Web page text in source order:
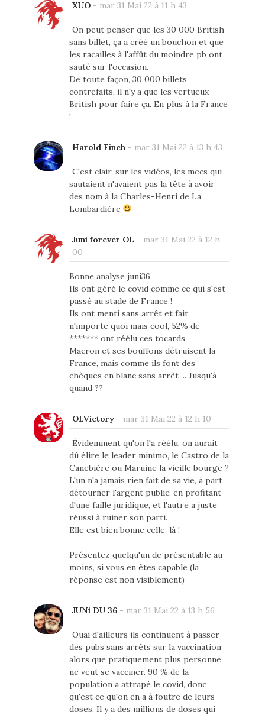
XUO- mar 31 Mai 22 à 11 h 43
On peut penser que les 30 000 British
sans billet, ça a créé un bouchon et que
les racailles à l'affût du moindre pb ont
sauté sur l'occasion.
De toute façon, 30 000 billets
contrefaits, il n'y a que les vertueux
British pour faire ça. En plus à la France
!
Harold Finch - mar 31 Mai 22 à 13 h 43
C'est clair, sur les vidéos, les mecs qui
sautaient n'avaient pas la tête à avoir
des nom à la Charles-Henri de La
Lombardière
Juni forever OL - mar 31 Mai 22 à 12 h
00
Bonne analyse juni36
Ils ont géré le covid comme ce qui s'est
passé au stade de France !
Ils ont menti sans arrêt et fait
n'importe quoi mais cool, 52% de
******* ont réélu ces tocards
Macron et ses bouffons détruisent la
France, mais comme ils font des
chèques en blanc sans arrêt ... Jusqu'à
quand ??
OLVictory- mar 31 Mai 22 à 12 h 10
Évidemment qu'on l'a réélu, on aurait
dû élire le leader minimo, le Castro de la
Canebière ou Maruine la vieille bourge ?
L'un n'a jamais rien fait de sa vie, à part
détourner l'argent public, en profitant
d'une faille juridique, et l'autre a juste
réussi à ruiner son parti.
Elle est bien bonne celle-là !
Présentez quelqu'un de présentable au
moins, si vous en êtes capable (la
réponse est non visiblement)
JUNi DU 36- mar 31 Mai 22 à 13 h 56
Ouai d'ailleurs ils continuent à passer
des pubs sans arrêts sur la vaccination
alors que pratiquement plus personne
ne veut se vacciner. 90 % de la
population a attrapé le covid, donc
qu'est ce qu'on en a à foutre de leurs
doses. Il y a des millions de doses qui